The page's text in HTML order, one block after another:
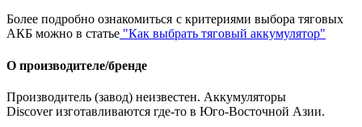
Более подробно ознакомиться с критериями выбора тяговых
АКБ можно в статье "Как выбрать тяговый аккумулятор"
О производителе/бренде
Производитель (завод) неизвестен. Аккумуляторы
Discover изготавливаются где-то в Юго-Восточной Азии.